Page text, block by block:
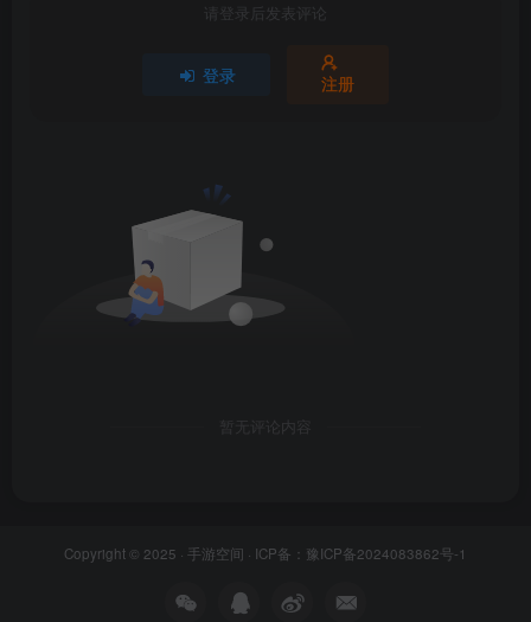
请登录后发表评论
登录 注册
暂无评论内容
Copyright © 2025 · 手游空间 · ICP备： 豫ICP备2024083862号-1